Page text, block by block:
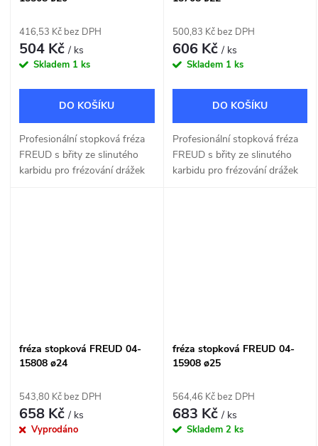
416,53 Kč bez DPH
504 Kč/ ks
Skladem 1 ks
DO KOŠÍKU
Profesionální stopková fréza
FREUD s břity ze slinutého
karbidu pro frézování drážek
500,83 Kč bez DPH
606 Kč/ ks
Skladem 1 ks
DO KOŠÍKU
Profesionální stopková fréza
FREUD s břity ze slinutého
karbidu pro frézování drážek
fréza stopková FREUD 04-
15808 ø24
543,80 Kč bez DPH
658 Kč/ ks
Vyprodáno
fréza stopková FREUD 04-
15908 ø25
564,46 Kč bez DPH
683 Kč/ ks
Skladem 2 ks